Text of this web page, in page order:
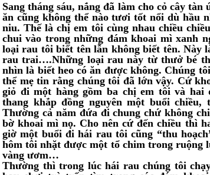
Sang tháng sáu, nắng đã làm cho cỏ cây
ăn cũng không thể nào tươi tốt nổi dù hầu
niu. Thế là chị em tôi cùng nhau chiều
chui vào trong những đám khoai mì xanh
loại rau tôi biết tên lẫn không biết tên. Này
rau trai….Những loại rau này từ thưở bé
nhìn là biết heo có ăn được không. Chúng
thể mẹ tin rằng chúng tôi đã lớn vậy. Cứ
giỏ đi một hàng gồm ba chị em tôi và hai
thang khắp đồng nguyên một buổi
Thường cả năm đứa đi chung chứ không
bờ khoai mì nọ. Cho nên cứ đến chiều thì
giờ một buổi đi hái rau tôi cũng “thu
hôm tôi nhặt được một tổ chim trong ruộng
vàng ươm…
Thường thì trong lúc hái rau chúng tôi